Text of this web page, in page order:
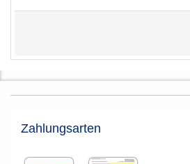
Zahlungsarten